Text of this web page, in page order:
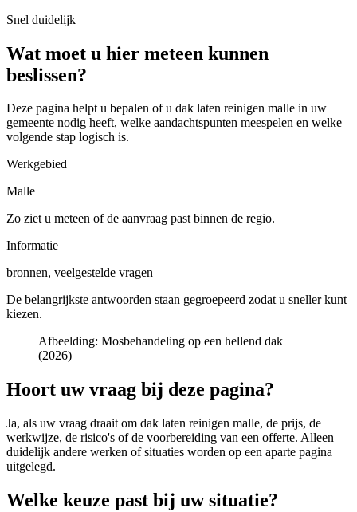
Snel duidelijk
Wat moet u hier meteen kunnen
beslissen?
Deze pagina helpt u bepalen of u dak laten reinigen malle in uw
gemeente nodig heeft, welke aandachtspunten meespelen en welke
volgende stap logisch is.
Werkgebied
Malle
Zo ziet u meteen of de aanvraag past binnen de regio.
Informatie
bronnen, veelgestelde vragen
De belangrijkste antwoorden staan gegroepeerd zodat u sneller kunt
kiezen.
Afbeelding: Mosbehandeling op een hellend dak
(2026)
Hoort uw vraag bij deze pagina?
Ja, als uw vraag draait om dak laten reinigen malle, de prijs, de
werkwijze, de risico's of de voorbereiding van een offerte. Alleen
duidelijk andere werken of situaties worden op een aparte pagina
uitgelegd.
Welke keuze past bij uw situatie?